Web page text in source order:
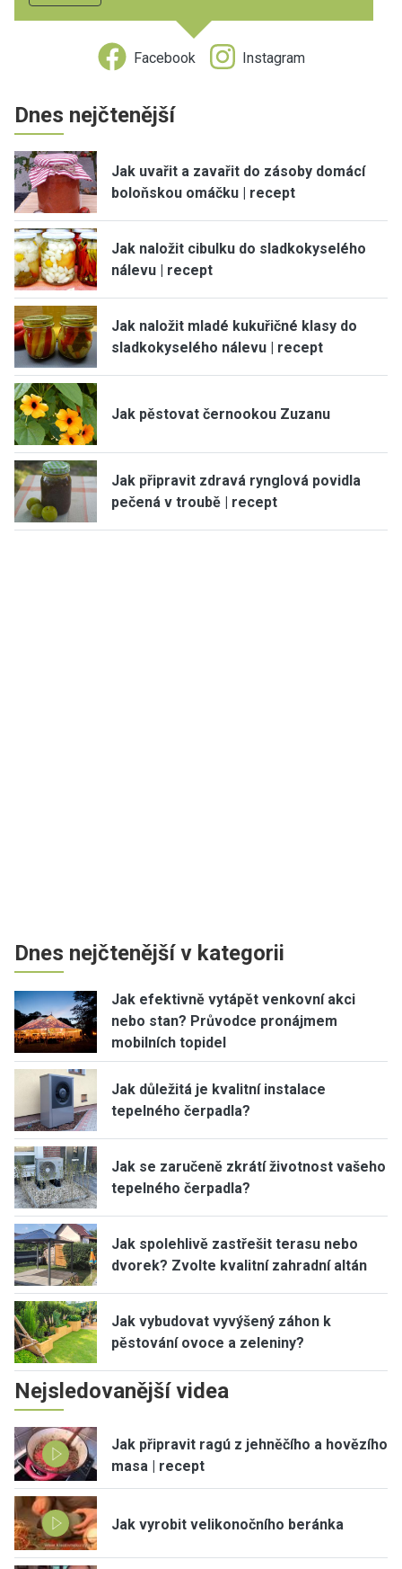
Facebook Instagram
Dnes nejčtenější
Jak uvařit a zavařit do zásoby domácí
boloňskou omáčku | recept
Jak naložit cibulku do sladkokyselého
nálevu | recept
Jak naložit mladé kukuřičné klasy do
sladkokyselého nálevu | recept
Jak pěstovat černookou Zuzanu
Jak připravit zdravá rynglová povidla
pečená v troubě | recept
Dnes nejčtenější v kategorii
Jak efektivně vytápět venkovní akci
nebo stan? Průvodce pronájmem
mobilních topidel
Jak důležitá je kvalitní instalace
tepelného čerpadla?
Jak se zaručeně zkrátí životnost vašeho
tepelného čerpadla?
Jak spolehlivě zastřešit terasu nebo
dvorek? Zvolte kvalitní zahradní altán
Jak vybudovat vyvýšený záhon k
pěstování ovoce a zeleniny?
Nejsledovanější videa
Jak připravit ragú z jehněčího a hovězího
masa | recept
Jak vyrobit velikonočního beránka